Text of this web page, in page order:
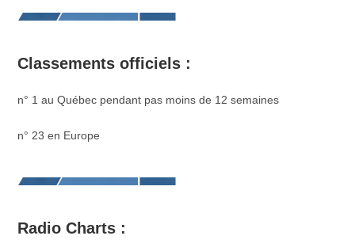
Classements officiels :
n° 1 au Québec pendant pas moins de 12 semaines
n° 23 en Europe
Radio Charts :